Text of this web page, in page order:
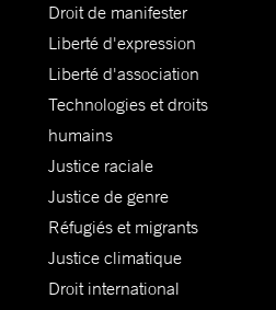
Droit de manifester
Liberté d'expression
Liberté d'association
Technologies et droits
humains
Justice raciale
Justice de genre
Réfugiés et migrants
Justice climatique
Droit international